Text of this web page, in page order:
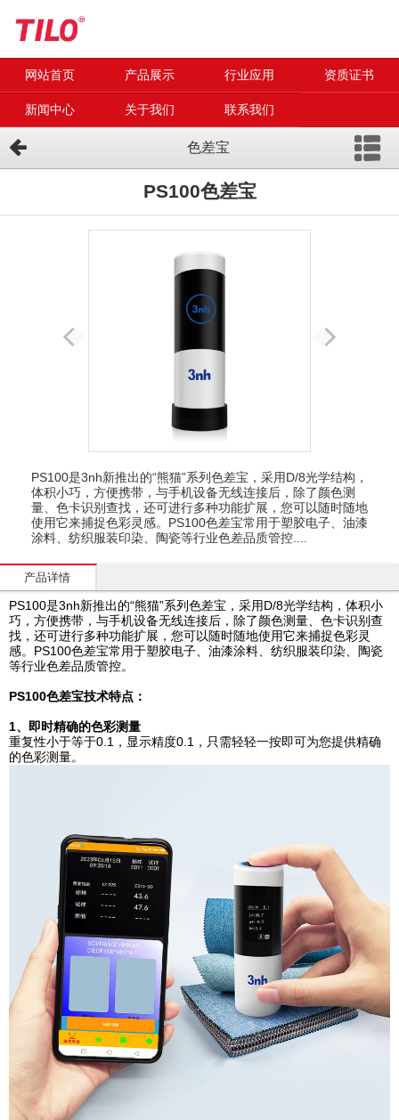
网站首页 产品展示 行业应用 资质证书
新闻中心 关于我们 联系我们
色差宝
PS100色差宝
PS100是3nh新推出的“熊猫”系列色差宝，采用D/8光学结构，
体积小巧，方便携带，与手机设备无线连接后，除了颜色测
量、色卡识别查找，还可进行多种功能扩展，您可以随时随地
使用它来捕捉色彩灵感。PS100色差宝常用于塑胶电子、油漆
涂料、纺织服装印染、陶瓷等行业色差品质管控....
产品详情
PS100是3nh新推出的“熊猫”系列色差宝，采用D/8光学结构，体积小
巧，方便携带，与手机设备无线连接后，除了颜色测量、色卡识别查
找，还可进行多种功能扩展，您可以随时随地使用它来捕捉色彩灵
感。PS100色差宝常用于塑胶电子、油漆涂料、纺织服装印染、陶瓷
等行业色差品质管控。
PS100色差宝技术特点：
1、即时精确的色彩测量
重复性小于等于0.1，显示精度0.1，只需轻轻一按即可为您提供精确
的色彩测量。